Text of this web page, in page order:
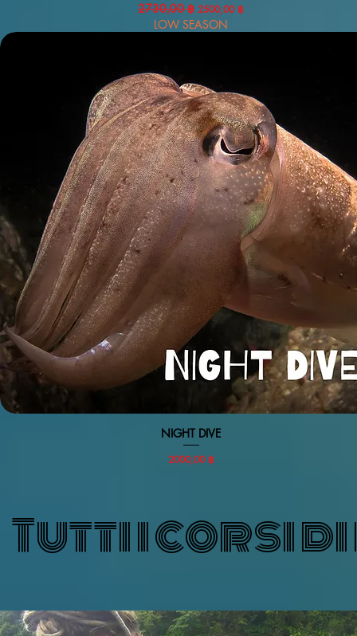
Prezzo regolare
2730,00 ฿ Prezzo scontato
2500,00 ฿
LOW SEASON
Vista rapida
NIGHT DIVE
Prezzo
2000,00 ฿
Tutti i corsi